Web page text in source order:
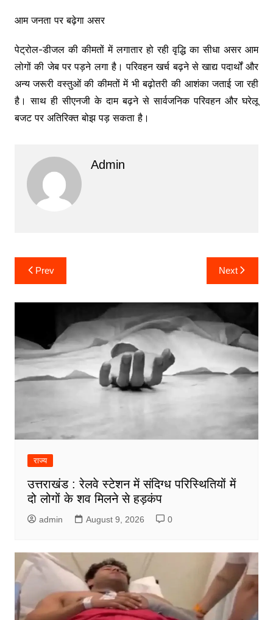
आम जनता पर बढ़ेगा असर
पेट्रोल-डीजल की कीमतों में लगातार हो रही वृद्धि का सीधा असर आम
लोगों की जेब पर पड़ने लगा है। परिवहन खर्च बढ़ने से खाद्य पदार्थों और
अन्य जरूरी वस्तुओं की कीमतों में भी बढ़ोतरी की आशंका जताई जा रही
है। साथ ही सीएनजी के दाम बढ़ने से सार्वजनिक परिवहन और घरेलू
बजट पर अतिरिक्त बोझ पड़ सकता है।
Admin
Post
navigation
Prev Next
राज्य
उत्तराखंड : रेलवे स्टेशन में संदिग्ध परिस्थितियों में
दो लोगों के शव मिलने से हड़कंप
admin August 9, 2026 0